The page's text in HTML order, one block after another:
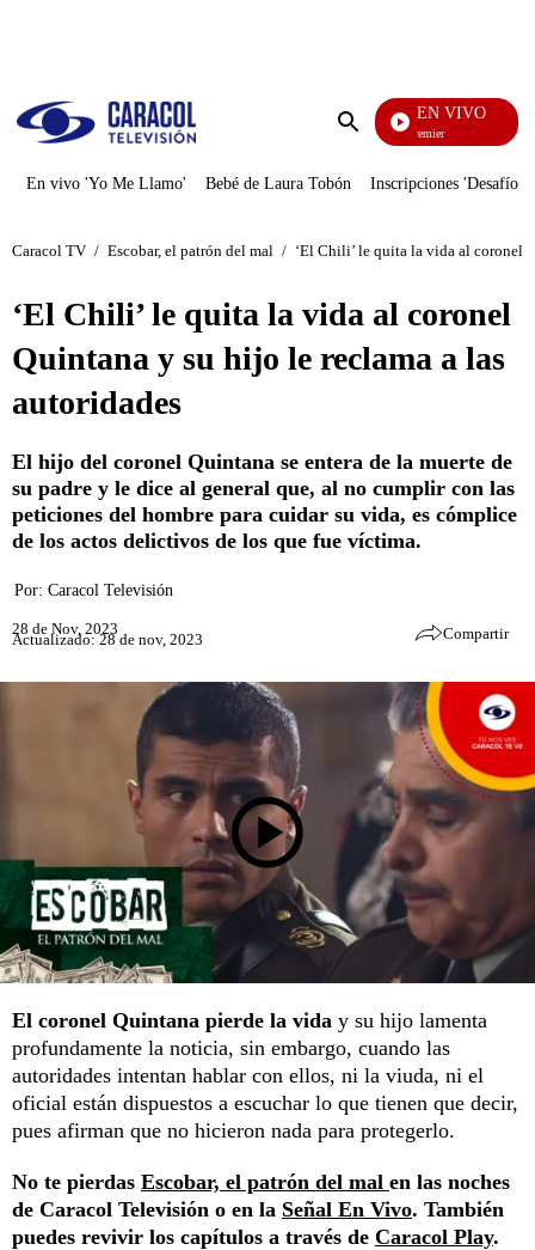
Enviar
EN VIVO
Noches De Premier
En vivo 'Yo Me Llamo' Bebé de Laura Tobón Inscripciones 'Desafío'
Caracol TV / Escobar, el patrón del mal / ‘El Chili’ le quita la vida al coronel
‘El Chili’ le quita la vida al coronel
Quintana y su hijo le reclama a las
autoridades
El hijo del coronel Quintana se entera de la muerte de
su padre y le dice al general que, al no cumplir con las
peticiones del hombre para cuidar su vida, es cómplice
de los actos delictivos de los que fue víctima.
Por: Caracol Televisión
28 de Nov, 2023
Actualizado: 28 de nov, 2023 Compartir
El coronel Quintana pierde la vida y su hijo lamenta
profundamente la noticia, sin embargo, cuando las
autoridades intentan hablar con ellos, ni la viuda, ni el
oficial están dispuestos a escuchar lo que tienen que decir,
pues afirman que no hicieron nada para protegerlo.
No te pierdas Escobar, el patrón del mal en las noches
de Caracol Televisión o en la Señal En Vivo. También
puedes revivir los capítulos a través de Caracol Play.